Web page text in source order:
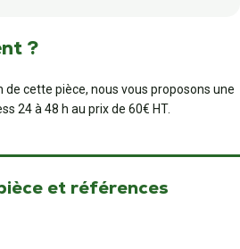
?
de cette pièce, nous vous proposons une
24 à 48 h au prix de 60€ HT.
et références